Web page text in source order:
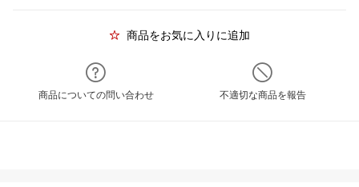
商品をお気に入りに追加
商品についての問い合わせ 不適切な商品を報告